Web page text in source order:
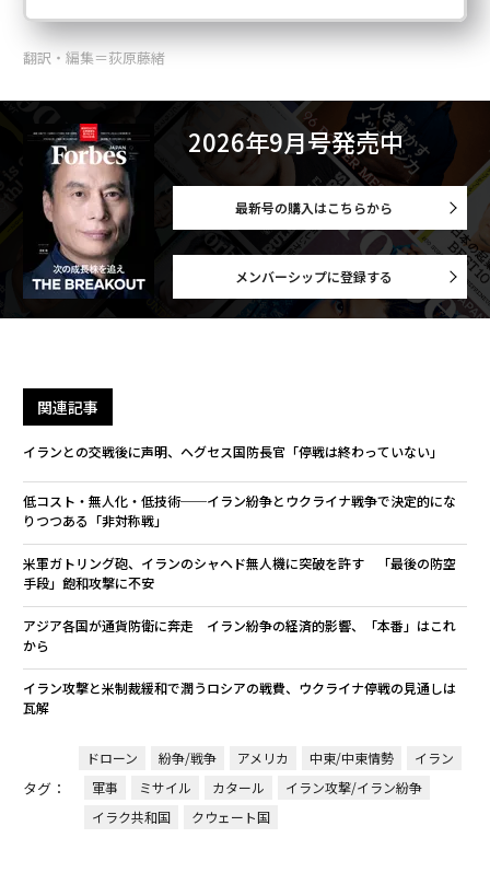
翻訳・編集＝荻原藤緒
2026年9月号発売中
最新号の購入はこちらから
メンバーシップに登録する
関連記事
イランとの交戦後に声明、ヘグセス国防長官「停戦は終わっていない」
低コスト・無人化・低技術──イラン紛争とウクライナ戦争で決定的にな
りつつある「非対称戦」
米軍ガトリング砲、イランのシャヘド無人機に突破を許す 「最後の防空
手段」飽和攻撃に不安
アジア各国が通貨防衛に奔走 イラン紛争の経済的影響、「本番」はこれ
から
イラン攻撃と米制裁緩和で潤うロシアの戦費、ウクライナ停戦の見通しは
瓦解
タグ：
ドローン 紛争/戦争 アメリカ 中東/中東情勢
イラン
軍事
ミサイル カタール
イラン攻撃/イラン紛争
イラク共和国
クウェート国